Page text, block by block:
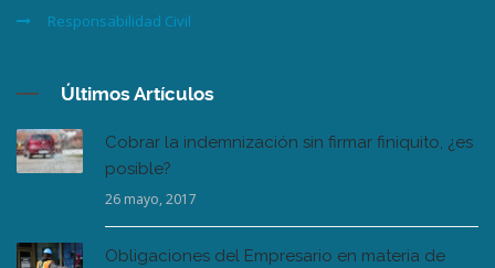
Responsabilidad Civil
Últimos Artículos
Cobrar la indemnización sin firmar finiquito, ¿es
posible?
26 mayo, 2017
Obligaciones del Empresario en materia de